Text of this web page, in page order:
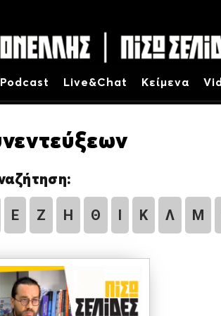
Podcast Live&Chat Κείμενα
Ε Ζ Η Θ Ι Κ Λ Μ